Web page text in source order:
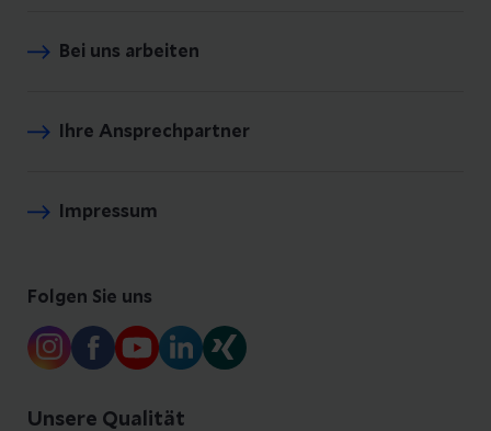
Bei uns arbeiten
Ihre Ansprechpartner
Impressum
Folgen Sie uns
Unsere Qualität